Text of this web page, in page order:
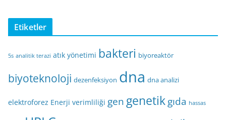
Etiketler
5s analitik terazi atık yönetimi bakteri biyoreaktör
biyoteknoloji dezenfeksiyon dna dna analizi
elektroforez Enerji verimliliği gen genetikgıda hassas